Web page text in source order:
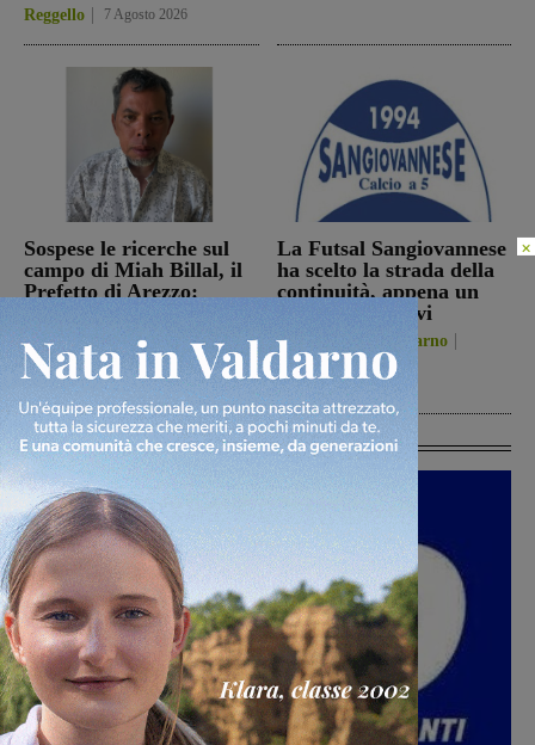
Reggello 7 Agosto 2026
Sospese le ricerche sul
campo di Miah Billal, il
Prefetto di Arezzo:
istituzioni su questa
vicenda resta alta”
Cronaca 6 Agosto 2026
La Futsal Sangiovannese
ha scelto la strada della
continuità, appena un
paio i volti nuovi
San Giovanni Valdarno
6 Agosto 2026
Ultime Calcio
×